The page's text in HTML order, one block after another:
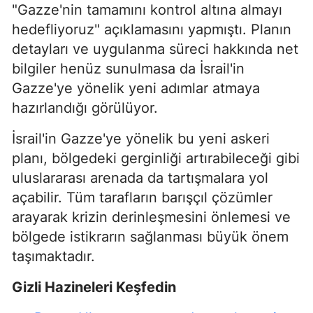
"Gazze'nin tamamını kontrol altına almayı
hedefliyoruz" açıklamasını yapmıştı. Planın
detayları ve uygulanma süreci hakkında net
bilgiler henüz sunulmasa da İsrail'in
Gazze'ye yönelik yeni adımlar atmaya
hazırlandığı görülüyor.
İsrail'in Gazze'ye yönelik bu yeni askeri
planı, bölgedeki gerginliği artırabileceği gibi
uluslararası arenada da tartışmalara yol
açabilir. Tüm tarafların barışçıl çözümler
arayarak krizin derinleşmesini önlemesi ve
bölgede istikrarın sağlanması büyük önem
taşımaktadır.
Gizli Hazineleri Keşfedin